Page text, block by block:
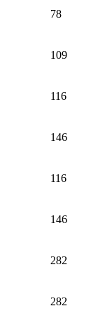
78
109
116
146
116
146
282
282